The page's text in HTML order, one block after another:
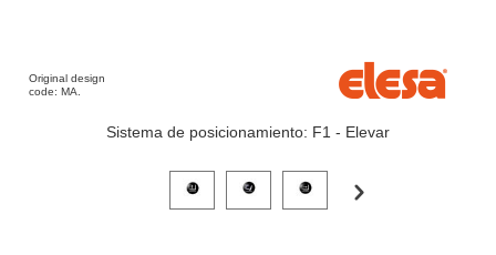
Original design
code: MA.
Sistema de posicionamiento: F1 - Elevar
Haga clic en una imagen de variante para verla